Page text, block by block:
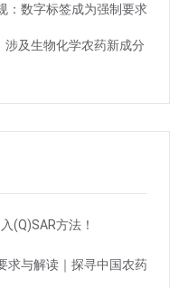
：数字标签成为强制要求
涉及生物化学农药新成分
(Q)SAR方法！
求与解读｜探寻中国农药